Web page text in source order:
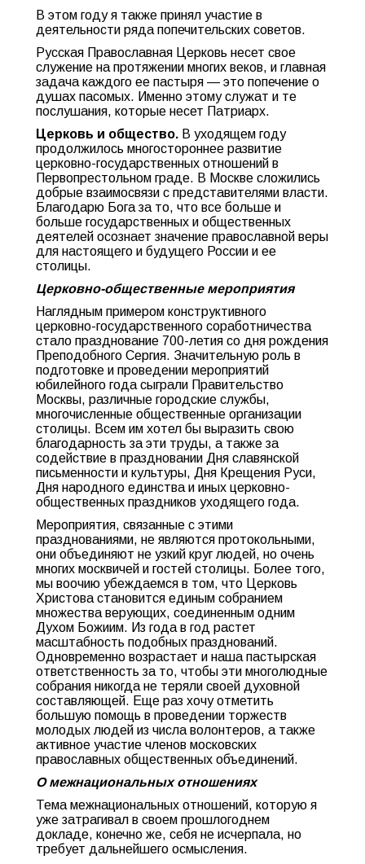
В этом году я также принял участие в
деятельности ряда попечительских советов.
Русская Православная Церковь несет свое
служение на протяжении многих веков, и главная
задача каждого ее пастыря — это попечение о
душах пасомых. Именно этому служат и те
послушания, которые несет Патриарх.
Церковь и общество. В уходящем году
продолжилось многостороннее развитие
церковно-государственных отношений в
Первопрестольном граде. В Москве сложились
добрые взаимосвязи с представителями власти.
Благодарю Бога за то, что все больше и
больше государственных и общественных
деятелей осознает значение православной веры
для настоящего и будущего России и ее
столицы.
Церковно-общественные мероприятия
Наглядным примером конструктивного
церковно-государственного соработничества
стало празднование 700-летия со дня рождения
Преподобного Сергия. Значительную роль в
подготовке и проведении мероприятий
юбилейного года сыграли Правительство
Москвы, различные городские службы,
многочисленные общественные организации
столицы. Всем им хотел бы выразить свою
благодарность за эти труды, а также за
содействие в праздновании Дня славянской
письменности и культуры, Дня Крещения Руси,
Дня народного единства и иных церковно-
общественных праздников уходящего года.
Мероприятия, связанные с этими
празднованиями, не являются протокольными,
они объединяют не узкий круг людей, но очень
многих москвичей и гостей столицы. Более того,
мы воочию убеждаемся в том, что Церковь
Христова становится единым собранием
множества верующих, соединенным одним
Духом Божиим. Из года в год растет
масштабность подобных празднований.
Одновременно возрастает и наша пастырская
ответственность за то, чтобы эти многолюдные
собрания никогда не теряли своей духовной
составляющей. Еще раз хочу отметить
большую помощь в проведении торжеств
молодых людей из числа волонтеров, а также
активное участие членов московских
православных общественных объединений.
О межнациональных отношениях
Тема межнациональных отношений, которую я
уже затрагивал в своем прошлогоднем
докладе, конечно же, себя не исчерпала, но
требует дальнейшего осмысления.